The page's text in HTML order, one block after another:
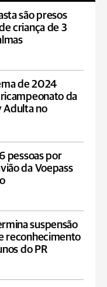
são presos
criança de 3
de 2024
da
Adulta no
pessoas por
da Voepass
suspensão
reconhecimento
do PR